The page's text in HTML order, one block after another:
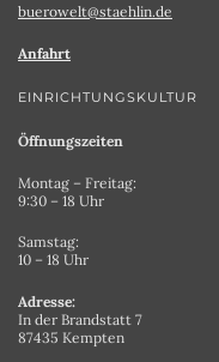
buerowelt@staehlin.de
Anfahrt
EINRICHTUNGSKULTUR
Öffnungszeiten
Montag – Freitag:
9:30 – 18 Uhr
Samstag:
10 – 18 Uhr
Adresse:
In der Brandstatt 7
87435 Kempten